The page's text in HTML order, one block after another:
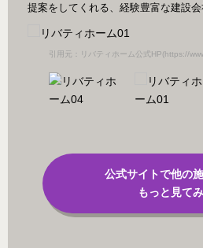
提案をしてくれる、経験豊富な建設会
引用元：リバティホーム公式HP(https://
公式サイトで他の
もっと見て